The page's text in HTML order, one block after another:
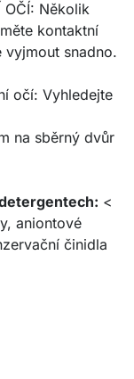
OČÍ: Několik
kontaktní
snadno.
očí: Vyhledejte
na sběrný dvůr
<
aniontové
činidla